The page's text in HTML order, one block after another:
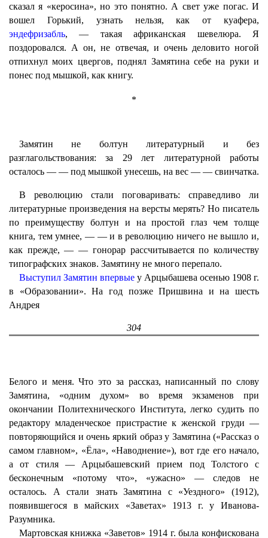
сказал я «керосина», но это понятно. А свет уже погас. И
вошел Горький, узнать нельзя, как от куафера,
эндефризабль, — такая африканская шевелюра. Я
поздоровался. А он, не отвечая, и очень деловито ногой
отпихнул моих цвергов, поднял Замятина себе на руки и
понес под мышкой, как книгу.
*
Замятин не болтун литературный и без
разглагольствования: за 29 лет литературной работы
осталось — — под мышкой унесешь, на вес — — свинчатка.
В революцию стали поговаривать: справедливо ли
литературные произведения на версты мерять? Но писатель
по преимуществу болтун и на простой глаз чем толще
книга, тем умнее, — — и в революцию ничего не вышло и,
как прежде, — — гонорар рассчитывается по количеству
типографских знаков. Замятину не много перепало.
Выступил Замятин впервыеу Арцыбашева осенью 1908 г.
в «Образовании». На год позже Пришвина и на шесть
Андрея
304
Белого и меня. Что это за рассказ, написанный по слову
Замятина, «одним духом» во время экзаменов при
окончании Политехнического Института, легко судить по
редактору младенческое пристрастие к женской груди —
повторяющийся и очень яркий образ у Замятина («Рассказ о
самом главном», «Ёла», «Наводнение»), вот где его начало,
а от стиля — Арцыбашевский прием под Толстого с
бесконечным «потому что», «ужасно» — следов не
осталось. А стали знать Замятина с «Уездного» (1912),
появившегося в майских «Заветах» 1913 г. у Иванова-
Разумника.
Мартовская книжка «Заветов» 1914 г. была конфискована